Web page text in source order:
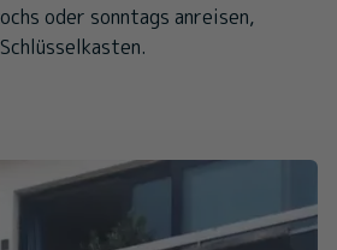
oder sonntags anreisen,